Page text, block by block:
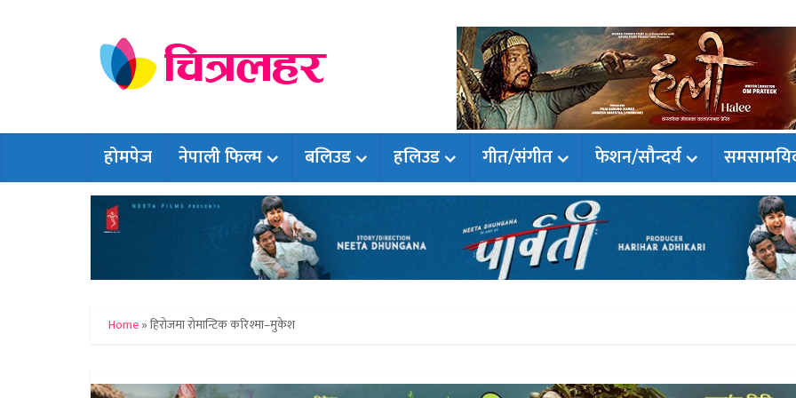
होमपेज नेपाली फिल्म बलिउड हलिउड गीत/संगीत फेशन/सौन्दर्य
Home»हिरोजमा रोमान्टिक करिश्मा–मुकेश